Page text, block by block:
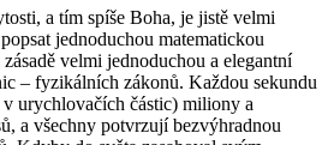
a tím spíše Boha, je jistě velmi
jednoduchou matematickou
velmi jednoduchou a elegantní
– fyzikálních zákonů. Každou sekundu
urychlovačích částic) miliony a
a všechny potvrzují bezvýhradnou